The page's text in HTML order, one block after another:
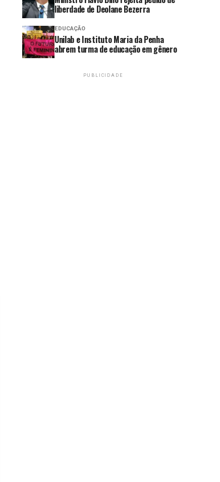
liberdade de Deolane Bezerra
EDUCAÇÃO
Unilab e Instituto Maria da Penha
abrem turma de educação em gênero
PUBLICIDADE